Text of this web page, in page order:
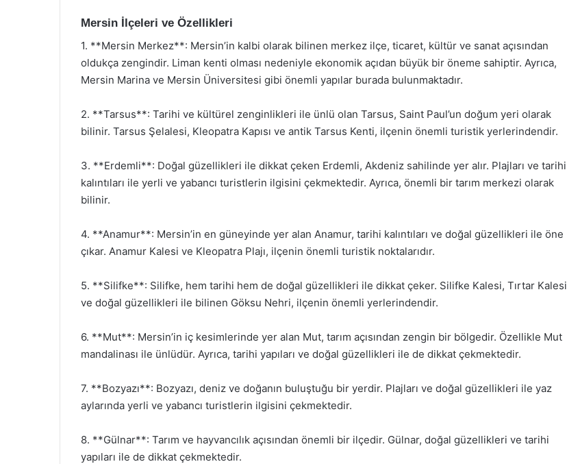
Mersin İlçeleri ve Özellikleri
1. **Mersin Merkez**: Mersin’in kalbi olarak bilinen merkez ilçe, ticaret, kültür ve sanat açısından
oldukça zengindir. Liman kenti olması nedeniyle ekonomik açıdan büyük bir öneme sahiptir. Ayrıca,
Mersin Marina ve Mersin Üniversitesi gibi önemli yapılar burada bulunmaktadır.
2. **Tarsus**: Tarihi ve kültürel zenginlikleri ile ünlü olan Tarsus, Saint Paul’un doğum yeri olarak
bilinir. Tarsus Şelalesi, Kleopatra Kapısı ve antik Tarsus Kenti, ilçenin önemli turistik yerlerindendir.
3. **Erdemli**: Doğal güzellikleri ile dikkat çeken Erdemli, Akdeniz sahilinde yer alır. Plajları ve tarihi
kalıntıları ile yerli ve yabancı turistlerin ilgisini çekmektedir. Ayrıca, önemli bir tarım merkezi olarak
bilinir.
4. **Anamur**: Mersin’in en güneyinde yer alan Anamur, tarihi kalıntıları ve doğal güzellikleri ile öne
çıkar. Anamur Kalesi ve Kleopatra Plajı, ilçenin önemli turistik noktalarıdır.
5. **Silifke**: Silifke, hem tarihi hem de doğal güzellikleri ile dikkat çeker. Silifke Kalesi, Tırtar Kalesi
ve doğal güzellikleri ile bilinen Göksu Nehri, ilçenin önemli yerlerindendir.
6. **Mut**: Mersin’in iç kesimlerinde yer alan Mut, tarım açısından zengin bir bölgedir. Özellikle Mut
mandalinası ile ünlüdür. Ayrıca, tarihi yapıları ve doğal güzellikleri ile de dikkat çekmektedir.
7. **Bozyazı**: Bozyazı, deniz ve doğanın buluştuğu bir yerdir. Plajları ve doğal güzellikleri ile yaz
aylarında yerli ve yabancı turistlerin ilgisini çekmektedir.
8. **Gülnar**: Tarım ve hayvancılık açısından önemli bir ilçedir. Gülnar, doğal güzellikleri ve tarihi
yapıları ile de dikkat çekmektedir.